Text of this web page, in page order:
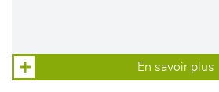
En savoir plus